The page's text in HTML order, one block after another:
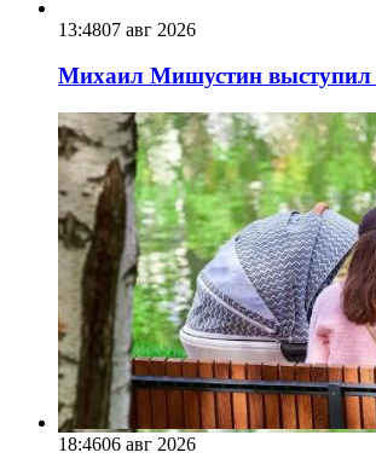
13:4807 авг 2026
Михаил Мишустин выступил
18:4606 авг 2026